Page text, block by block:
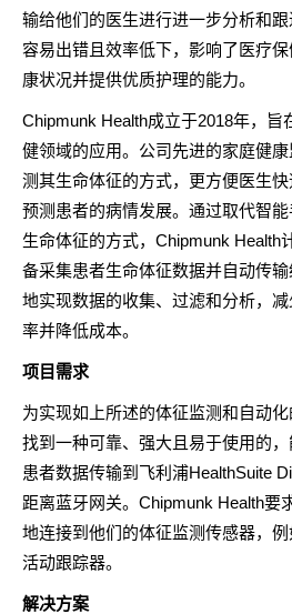
输给他们的医生进行进一步分析和
容易出错且效率低下，影响了医疗
康状况并提供优质护理的能力。
Chipmunk Health成立于2018年，旨
健领域的应用。公司先进的家庭健
测其生命体征的方式，更方便医生
预测患者的病情发展。通过取代智
生命体征的方式，Chipmunk Health
备采集患者生命体征数据并自动传
地实现数据的收集、过滤和分析，
率并降低成本。
项目需求
为实现如上所述的体征监测和自动
找到一种可靠、强大且易于使用的
患者数据传输到飞利浦HealthSuite
距离蓝牙网关。Chipmunk Health要
地连接到他们的体征监测传感器，
活动跟踪器。
解决方案